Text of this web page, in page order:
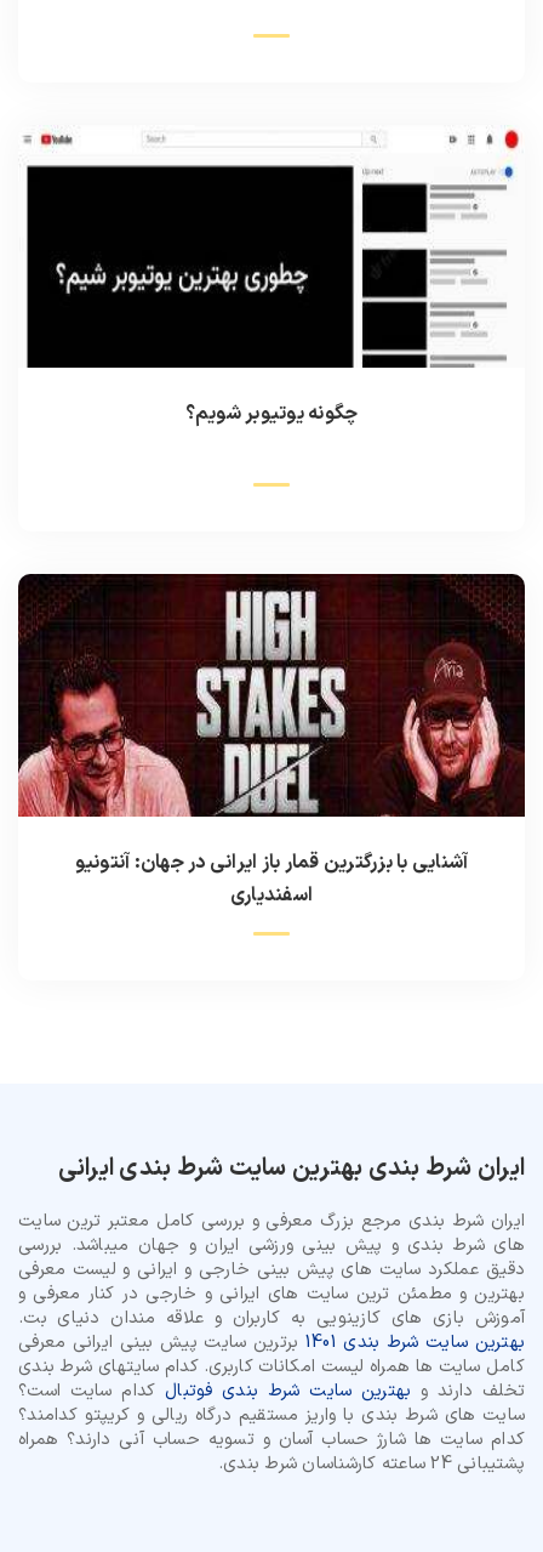
چگونه یوتیوبر شویم؟
آشنایی با بزرگترین قمار باز ایرانی در جهان: آنتونیو
اسفندیاری
ایران شرط بندی بهترین سایت شرط بندی ایرانی
ایران شرط بندی مرجع بزرگ معرفی و بررسی کامل معتبر ترین سایت
های شرط بندی و پیش بینی ورزشی ایران و جهان میباشد. بررسی
دقیق عملکرد سایت های پیش بینی خارجی و ایرانی و لیست معرفی
بهترین و مطمئن ترین سایت های ایرانی و خارجی در کنار معرفی و
آموزش بازی های کازینویی به کاربران و علاقه مندان دنیای بت.
بهترین سایت شرط بندی 1401
برترین سایت پیش بینی ایرانی معرفی
کامل سایت ها همراه لیست امکانات کاربری. کدام سایتهای شرط بندی
تخلف دارند و بهترین سایت شرط بندی فوتبالکدام سایت است؟
سایت های شرط بندی با واریز مستقیم درگاه ریالی و کریپتو کدامند؟
کدام سایت ها شارژ حساب آسان و تسویه حساب آنی دارند؟ همراه
پشتیبانی 24 ساعته کارشناسان شرط بندی.